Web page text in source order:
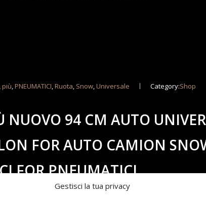
Gestisci la tua privacy
,più,PNEUMATICI,Ruota, Snow,Universale Category:Shop
NUOVO 94 CM AUTO
FOR AUTO CAMION
FOR PNEUMATICI